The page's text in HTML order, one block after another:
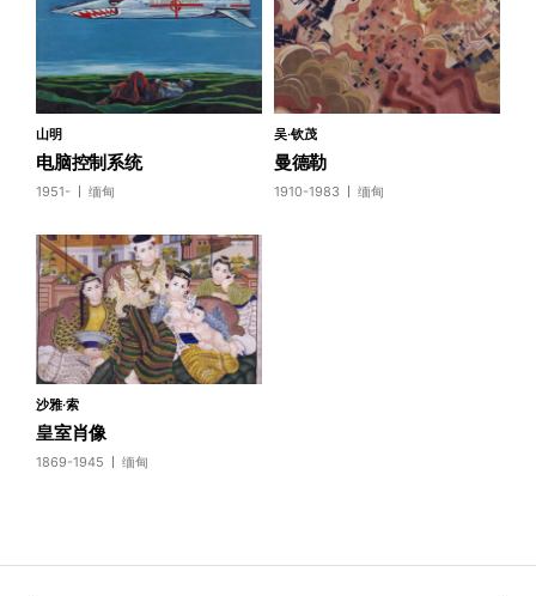
山明
电脑控制系统
1951- 缅甸
吴·钦茂
曼德勒
1910-1983 缅甸
沙雅·索
皇室肖像
1869-1945 缅甸